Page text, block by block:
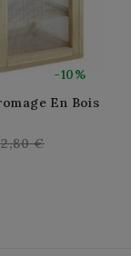
-10%
En Bois
€